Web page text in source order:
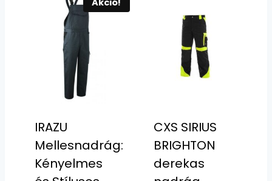
IRAZU
Mellesnadrág:
Kényelmes
CXS SIRIUS
BRIGHTON
derekas